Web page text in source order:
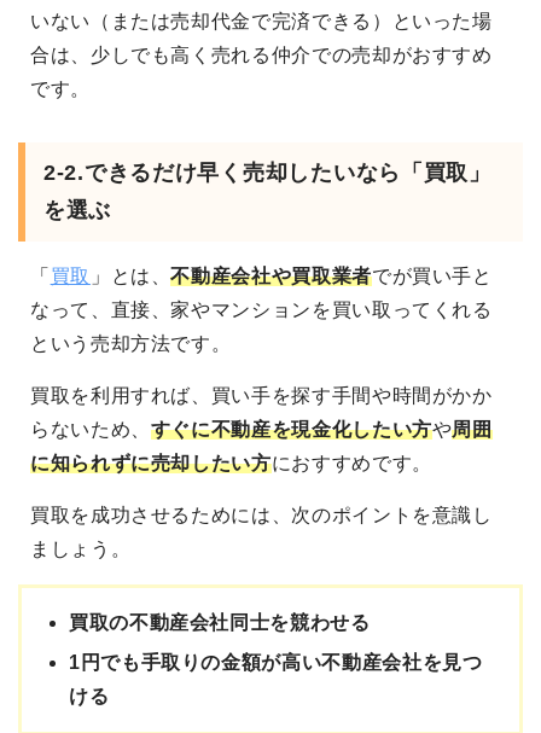
いない（または売却代金で完済できる）といった場
合は、少しでも高く売れる仲介での売却がおすすめ
です。
2-2.できるだけ早く売却したいなら「買取」
を選ぶ
「 買取 」とは、不動産会社や買取業者でが買い手と
なって、直接、家やマンションを買い取ってくれる
という売却方法です。
買取を利用すれば、買い手を探す手間や時間がかか
らないため、 すぐに不動産を現金化したい方や周囲
に知られずに売却したい方におすすめです。
買取を成功させるためには、次のポイントを意識し
ましょう。
買取の不動産会社同士を競わせる
1円でも手取りの金額が高い不動産会社を見つ
ける